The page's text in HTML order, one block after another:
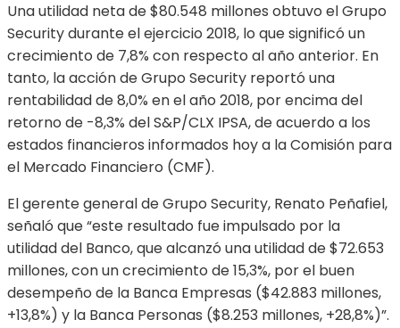
Una utilidad neta de $80.548 millones obtuvo el Grupo
Security durante el ejercicio 2018, lo que significó un
crecimiento de 7,8% con respecto al año anterior. En
tanto, la acción de Grupo Security reportó una
rentabilidad de 8,0% en el año 2018, por encima del
retorno de -8,3% del S&P/CLX IPSA, de acuerdo a los
estados financieros informados hoy a la Comisión para
el Mercado Financiero (CMF).
El gerente general de Grupo Security, Renato Peñafiel,
señaló que “este resultado fue impulsado por la
utilidad del Banco, que alcanzó una utilidad de $72.653
millones, con un crecimiento de 15,3%, por el buen
desempeño de la Banca Empresas ($42.883 millones,
+13,8%) y la Banca Personas ($8.253 millones, +28,8%)”.